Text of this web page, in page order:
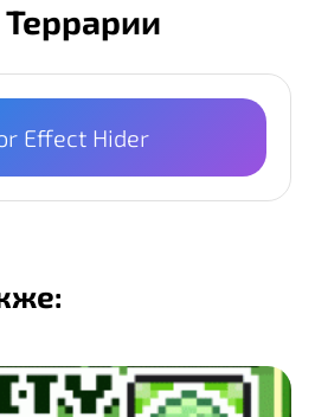
Effect Hider